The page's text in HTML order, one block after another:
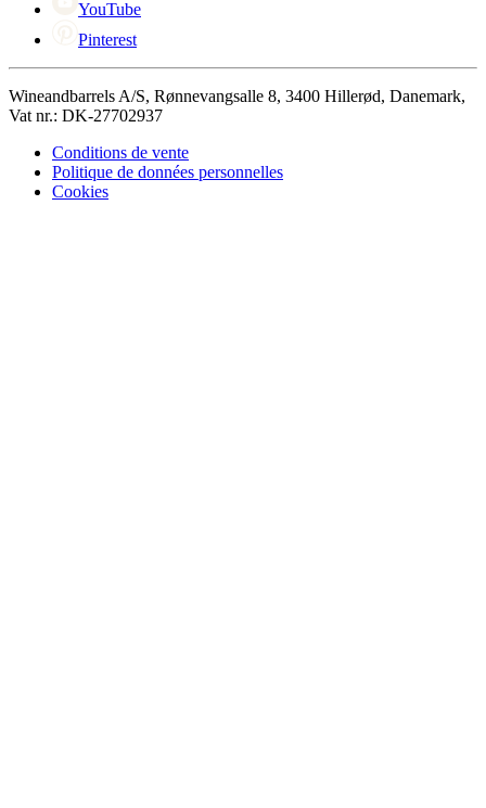
YouTube
Pinterest
Wineandbarrels A/S, Rønnevangsalle 8, 3400 Hillerød, Danemark,
Vat nr.: DK-27702937
Conditions de vente
Politique de données personnelles
Cookies